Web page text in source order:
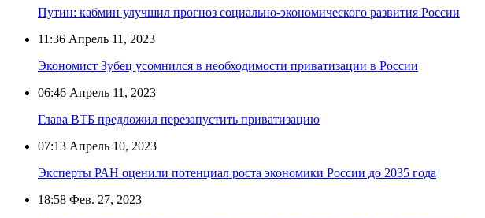
Путин: кабмин улучшил прогноз социально-экономического развития России
11:36 Апрель 11, 2023
Экономист Зубец усомнился в необходимости приватизации в России
06:46 Апрель 11, 2023
Глава ВТБ предложил перезапустить приватизацию
07:13 Апрель 10, 2023
Эксперты РАН оценили потенциал роста экономики России до 2035 года
18:58 Фев. 27, 2023